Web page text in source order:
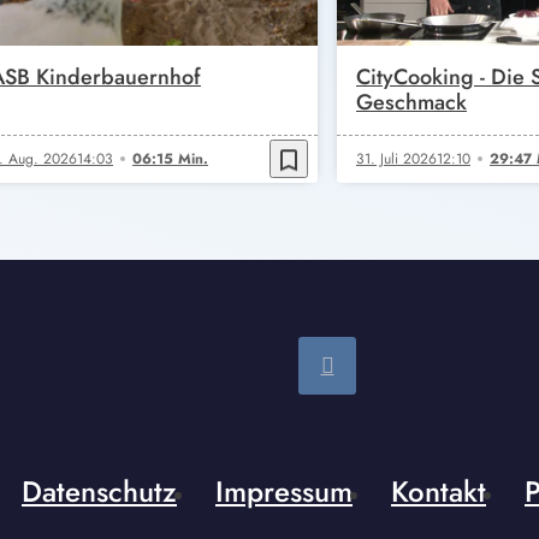
Kinderbauernhof
Aug. 202614:03 06:15 Min. bookmark_border
CityCooking - Die
Geschmack
31. Juli 202612:10 29:47
Datenschutz Impressum Kontakt